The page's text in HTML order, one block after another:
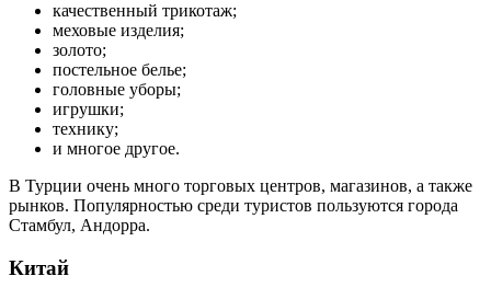
качественный трикотаж;
меховые изделия;
золото;
постельное белье;
головные уборы;
игрушки;
технику;
и многое другое.
В Турции очень много торговых центров, магазинов, а также
рынков. Популярностью среди туристов пользуются города
Стамбул, Андорра.
Китай